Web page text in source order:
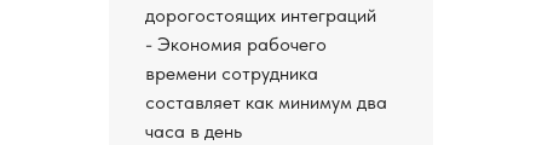
дорогостоящих интеграций
- Экономия рабочего
времени сотрудника
составляет как минимум два
часа в день